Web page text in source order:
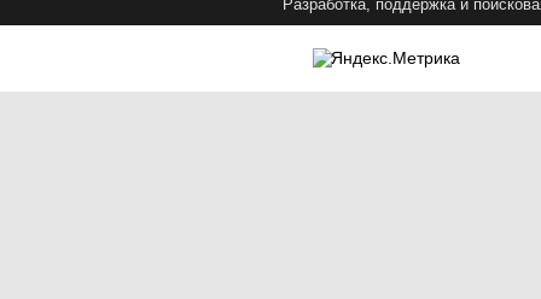
Разработка, поддержка и